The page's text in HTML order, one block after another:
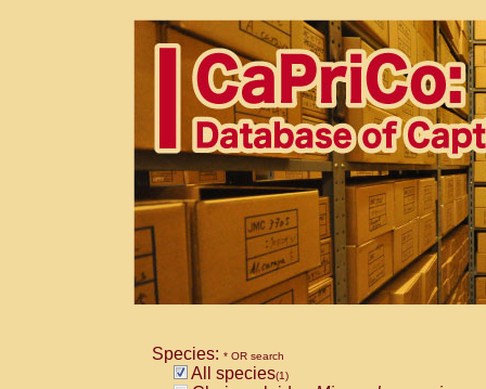
Species: * OR search
All species(1)